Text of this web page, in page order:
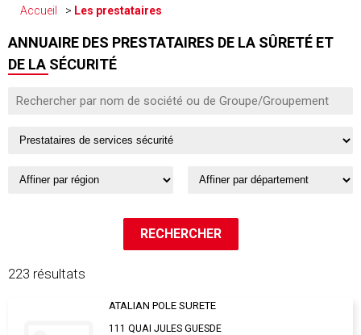
Accueil Les prestataires
ANNUAIRE DES PRESTATAIRES DE LA SÛRETÉ ET
DE LA SÉCURITÉ
223 résultats
ATALIAN POLE SURETE
111 QUAI JULES GUESDE